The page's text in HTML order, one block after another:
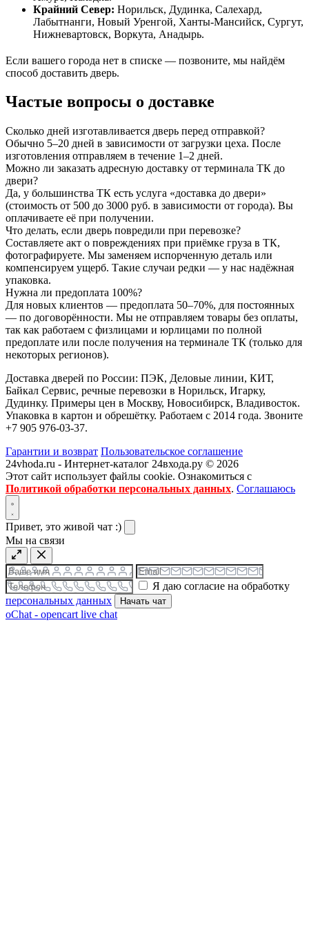
Крайний Север: Норильск, Дудинка, Салехард,
Лабытнанги, Новый Уренгой, Ханты-Мансийск, Сургут,
Нижневартовск, Воркута, Анадырь.
Если вашего города нет в списке — позвоните, мы найдём
способ доставить дверь.
Частые вопросы о доставке
Сколько дней изготавливается дверь перед отправкой?
Обычно 5–20 дней в зависимости от загрузки цеха. После
изготовления отправляем в течение 1–2 дней.
Можно ли заказать адресную доставку от терминала ТК до
двери?
Да, у большинства ТК есть услуга «доставка до двери»
(стоимость от 500 до 3000 руб. в зависимости от города). Вы
оплачиваете её при получении.
Что делать, если дверь повредили при перевозке?
Составляете акт о повреждениях при приёмке груза в ТК,
фотографируете. Мы заменяем испорченную деталь или
компенсируем ущерб. Такие случаи редки — у нас надёжная
упаковка.
Нужна ли предоплата 100%?
Для новых клиентов — предоплата 50–70%, для постоянных
— по договорённости. Мы не отправляем товары без оплаты,
так как работаем с физлицами и юрлицами по полной
предоплате или после получения на терминале ТК (только для
некоторых регионов).
Доставка дверей по России: ПЭК, Деловые линии, КИТ,
Байкал Сервис, речные перевозки в Норильск, Игарку,
Дудинку. Примеры цен в Москву, Новосибирск, Владивосток.
Упаковка в картон и обрешётку. Работаем с 2014 года. Звоните
+7 905 976-03-37.
Гарантии и возврат Пользовательское соглашение
24vhoda.ru - Интернет-каталог 24входа.ру © 2026
Этот сайт использует файлы cookie. Ознакомиться с
Политикой обработки персональных данных. Соглашаюсь
Привет, это живой чат :)
Мы на связи
Я даю согласие на обработку
персональных данных
Начать чат
oChat - opencart live chat